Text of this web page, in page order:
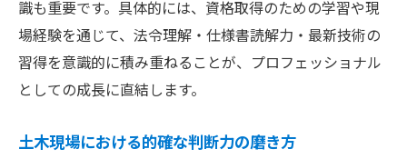
識も重要です。具体的には、資格取得のための学習や現
場経験を通じて、法令理解・仕様書読解力・最新技術の
習得を意識的に積み重ねることが、プロフェッショナル
としての成長に直結します。
土木現場における的確な判断力の磨き方